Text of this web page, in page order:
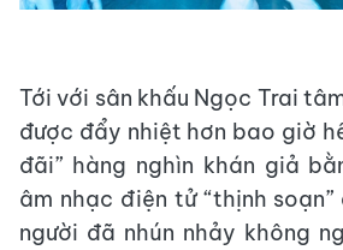
Tới với sân khấu Ngọc Trai
được đẩy nhiệt hơn bao giờ
đãi” hàng nghìn khán giả
âm nhạc điện tử “thịnh soạn”
người đã nhún nhảy không